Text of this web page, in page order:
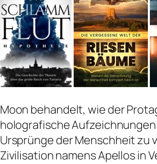
Moon behandelt, wie der
holografische
Ursprünge der Menschheit zu
Zivilisation namens Apellos in